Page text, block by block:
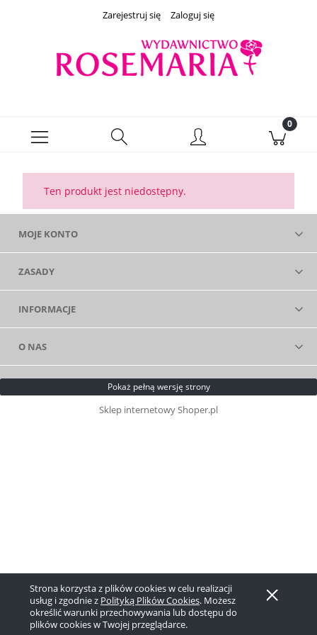
Strona korzysta z plików cookies w celu realizacji
usług i zgodnie z Polityką Plików Cookies. Możesz
określić warunki przechowywania lub dostępu do
plików cookies w Twojej przeglądarce.
Zarejestruj się Zaloguj się
Ten produkt jest niedostępny.
MOJE KONTO
ZASADY
INFORMACJE
O NAS
Pokaż pełną wersję strony
Sklep internetowy Shoper.pl